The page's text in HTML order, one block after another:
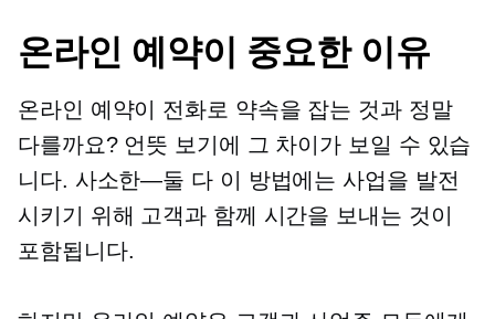
온라인 예약이 중요한 이유
온라인 예약이 전화로 약속을 잡는 것과 정말
다를까요? 언뜻 보기에 그 차이가 보일 수 있습
니다. 사소한—둘 다이 방법에는 사업을 발전
시키기 위해 고객과 함께 시간을 보내는 것이
포함됩니다.